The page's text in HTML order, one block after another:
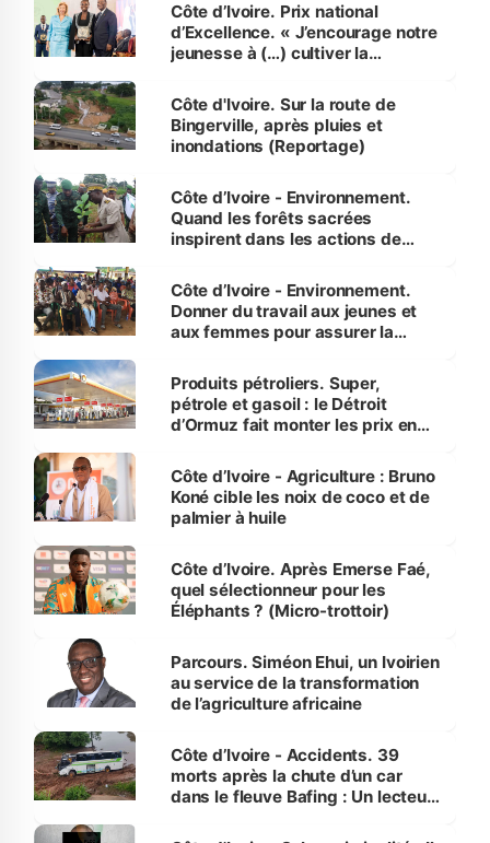
Côte d’Ivoire. Prix national
d’Excellence. « J’encourage notre
jeunesse à (…) cultiver la
(Alassane Ouattara
Côte d'Ivoire. Sur la route de
Bingerville, après pluies et
inondations (Reportage)
Côte d’Ivoire - Environnement.
Quand les forêts sacrées
inspirent dans les actions de
Côte d’Ivoire - Environnement.
Donner du travail aux jeunes et
aux femmes pour assurer la
menacées
Produits pétroliers. Super,
pétrole et gasoil : le Détroit
d’Ormuz fait monter les prix en
Côte d’Ivoire - Agriculture : Bruno
Koné cible les noix de coco et de
palmier à huile
Côte d’Ivoire. Après Emerse Faé,
quel sélectionneur pour les
Éléphants ? (Micro-trottoir)
Parcours. Siméon Ehui, un Ivoirien
au service de la transformation
de l’agriculture africaine
Côte d’Ivoire - Accidents. 39
morts après la chute d’un car
dans le fleuve Bafing : Un lecteur
des Transports